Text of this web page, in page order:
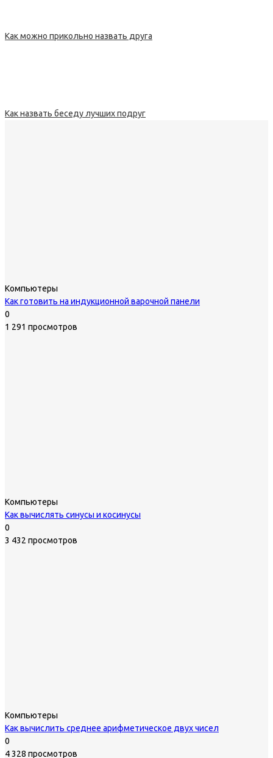
Как можно прикольно назвать друга
Как назвать беседу лучших подруг
Компьютеры
Как готовить на индукционной варочной панели
0
1 291 просмотров
Компьютеры
Как вычислять синусы и косинусы
0
3 432 просмотров
Компьютеры
Как вычислить среднее арифметическое двух чисел
0
4 328 просмотров